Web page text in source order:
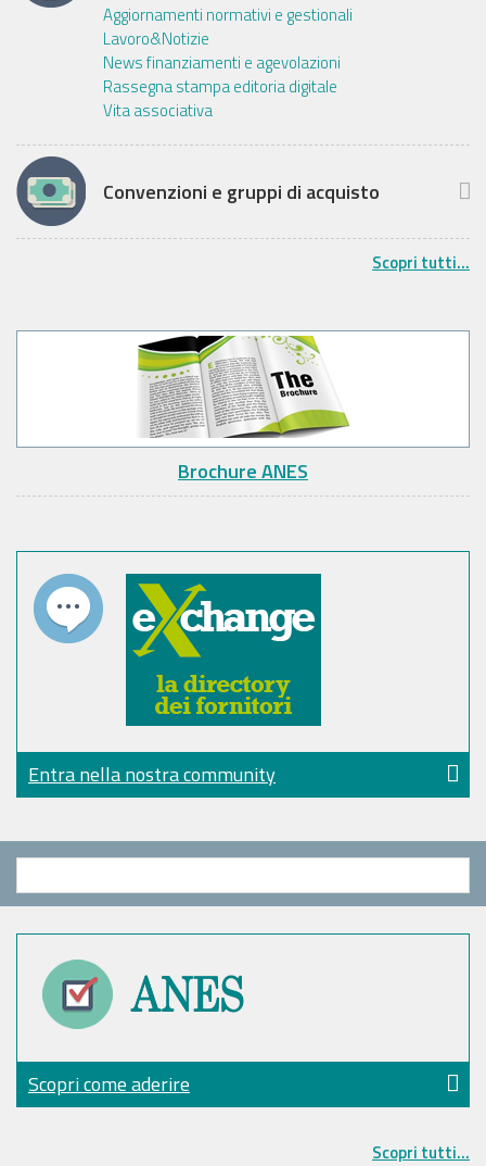
Aggiornamenti normativi e gestionali
Lavoro&Notizie
News finanziamenti e agevolazioni
Rassegna stampa editoria digitale
Vita associativa
Convenzioni e gruppi di acquisto
Scopri tutti...
Brochure ANES
Entra nella nostra community
Scopri come aderire
Scopri tutti...